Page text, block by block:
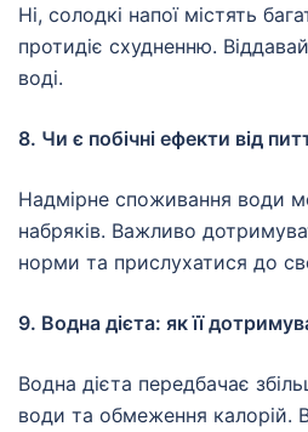
Ні, солодкі напої містять
протидіє схудненню.
воді.
8. Чи є побічні ефекти від
Надмірне споживання води
набряків. Важливо
норми та прислухатися до
9. Водна дієта: як її
Водна дієта передбачає
води та обмеження калорій.